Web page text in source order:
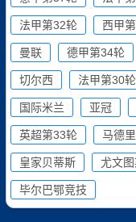
法甲第32轮 西甲
曼联 德甲第34轮
切尔西 法甲第30轮
国际米兰 亚冠
英超第33轮 马德
皇家贝蒂斯 尤文
毕尔巴鄂竞技